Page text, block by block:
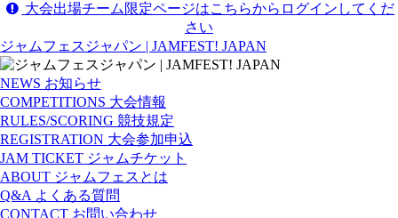
大会出場チーム限定ページはこちらからログインしてくだ
さい
ジャムフェスジャパン | JAMFEST! JAPAN
NEWS お知らせ
COMPETITIONS 大会情報
RULES/SCORING 競技規定
REGISTRATION 大会参加申込
JAM TICKET ジャムチケット
ABOUT ジャムフェスとは
Q&A よくある質問
CONTACT お問い合わせ